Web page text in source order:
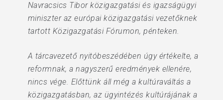
Navracsics Tibor közigazgatási és igazságügyi
miniszter az európai közigazgatási vezetőknek
tartott Közigazgatási Fórumon, pénteken.
A tárcavezető nyitóbeszédében úgy értékelte, a
reformnak, a nagyszerű eredmények ellenére,
nincs vége. Előttünk áll még a kultúraváltás a
közigazgatásban, az ügyintézés kultúrájának a